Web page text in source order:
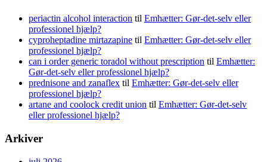
periactin alcohol interaction til Emhætter: Gør-det-selv eller
professionel hjælp?
cyproheptadine mirtazapine til Emhætter: Gør-det-selv eller
professionel hjælp?
can i order generic toradol without prescription til Emhætter:
Gør-det-selv eller professionel hjælp?
prednisone and zanaflex til Emhætter: Gør-det-selv eller
professionel hjælp?
artane and coolock credit union til Emhætter: Gør-det-selv
eller professionel hjælp?
Arkiver